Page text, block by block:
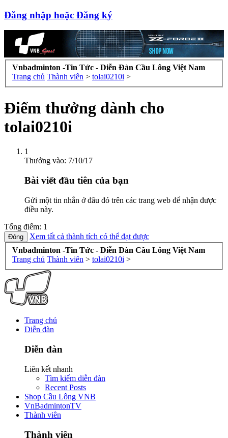
Đăng nhập hoặc Đăng ký
Vnbadminton -Tin Tức - Diễn Đàn Cầu Lông Việt Nam
Trang chủ Thành viên > tolai0210i >
Điểm thưởng dành cho
tolai0210i
1
Thưởng vào: 7/10/17
Bài viết đầu tiên của bạn
Gửi một tin nhắn ở đâu đó trên các trang web để nhận được
điều này.
Tổng điểm: 1
Xem tất cả thành tích có thể đạt được
Vnbadminton -Tin Tức - Diễn Đàn Cầu Lông Việt Nam
Trang chủ Thành viên > tolai0210i >
Trang chủ
Diễn đàn
Diễn đàn
Liên kết nhanh
Tìm kiếm diễn đàn
Recent Posts
Shop Cầu Lông VNB
VnBadmintonTV
Thành viên
Thành viên